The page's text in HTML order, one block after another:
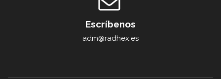
Escríbenos
adm@radhex.es